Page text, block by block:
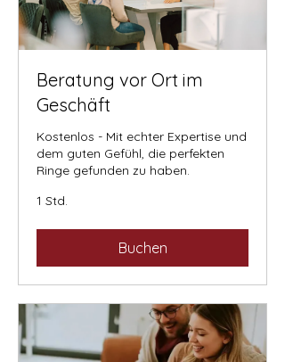
Beratung vor Ort im
Geschäft
Kostenlos - Mit echter Expertise und
dem guten Gefühl, die perfekten
Ringe gefunden zu haben.
1 Std.
Buchen